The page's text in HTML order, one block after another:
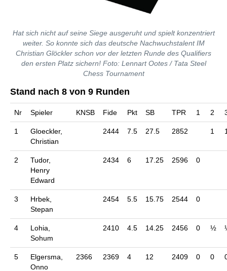
Hat sich nicht auf seine Siege ausgeruht und spielt konzentriert
weiter. So konnte sich das deutsche Nachwuchstalent IM
Christian Glöckler schon vor der letzten Runde des Qualifiers
den ersten Platz sichern! Foto: Lennart Ootes / Tata Steel
Chess Tournament
Stand nach 8 von 9 Runden
Nr Spieler KNSB Fide Pkt SB TPR 1 2
1
Gloeckler,
Christian
2444 7.5 27.5 2852 1
2
Tudor,
Henry
Edward
2434 6 17.25 2596 0
3
Hrbek,
Stepan
2454 5.5 15.75 2544 0
4
Lohia,
Sohum
2410 4.5 14.25 2456 0 ½
5
Elgersma,
Onno
2366 2369 4 12 2409 0 0